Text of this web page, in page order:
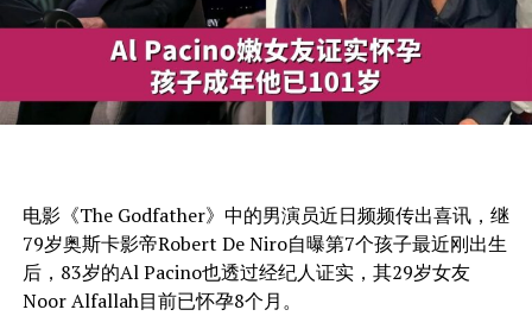
电影《The Godfather》中的男演员近日频频传出喜讯，继
79岁奥斯卡影帝Robert De Niro自曝第7个孩子最近刚出生
后，83岁的Al Pacino也透过经纪人证实，其29岁女友
Noor Alfallah目前已怀孕8个月。